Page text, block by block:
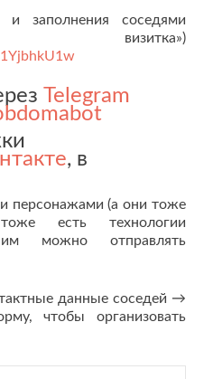
и заполнения соседями
визитка»)
Telegram
, в
персонажами (а они тоже
есть технологии
можно отправлять
данные соседей →
чтобы организовать